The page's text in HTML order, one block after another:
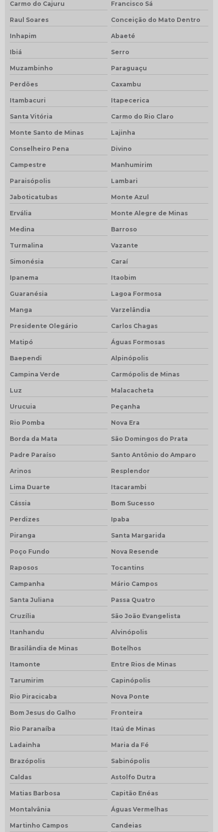
Carmo do Cajuru Francisco Sá
Raul Soares Conceição do Mato Dentro
Inhapim Abaeté
Ibiá Serro
Muzambinho Paraguaçu
Perdões Caxambu
Itambacuri Itapecerica
Santa Vitória Carmo do Rio Claro
Monte Santo de Minas Lajinha
Conselheiro Pena Divino
Campestre Manhumirim
Paraisópolis Lambari
Jaboticatubas Monte Azul
Ervália Monte Alegre de Minas
Medina Barroso
Turmalina Vazante
Simonésia Caraí
Ipanema Itaobim
Guaranésia Lagoa Formosa
Manga Varzelândia
Presidente Olegário Carlos Chagas
Matipó Águas Formosas
Baependi Alpinópolis
Campina Verde Carmópolis de Minas
Luz Malacacheta
Urucuia Peçanha
Rio Pomba Nova Era
Borda da Mata São Domingos do Prata
Padre Paraíso Santo Antônio do Amparo
Arinos Resplendor
Lima Duarte Itacarambi
Cássia Bom Sucesso
Perdizes Ipaba
Piranga Santa Margarida
Poço Fundo Nova Resende
Raposos Tocantins
Campanha Mário Campos
Santa Juliana Passa Quatro
Cruzília São João Evangelista
Itanhandu Alvinópolis
Brasilândia de Minas Botelhos
Itamonte Entre Rios de Minas
Tarumirim Capinópolis
Rio Piracicaba Nova Ponte
Bom Jesus do Galho Fronteira
Rio Paranaíba Itaú de Minas
Ladainha Maria da Fé
Brazópolis Sabinópolis
Caldas Astolfo Dutra
Matias Barbosa Capitão Enéas
Montalvânia Águas Vermelhas
Martinho Campos Candeias